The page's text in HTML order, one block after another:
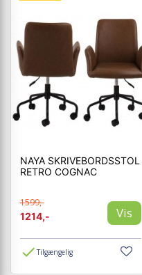
NAYA SKRIVEBORDSSTOL
RETRO COGNAC
1599,-
1214,-
Vis
Tilgængelig